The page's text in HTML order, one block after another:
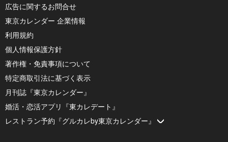
広告に関するお問合せ
東京カレンダー 企業情報
利用規約
個人情報保護方針
著作権・免責事項について
特定商取引法に基づく表示
月刊誌『東京カレンダー』
婚活・恋活アプリ『東カレデート』
レストラン予約『グルカレby東京カレンダー』